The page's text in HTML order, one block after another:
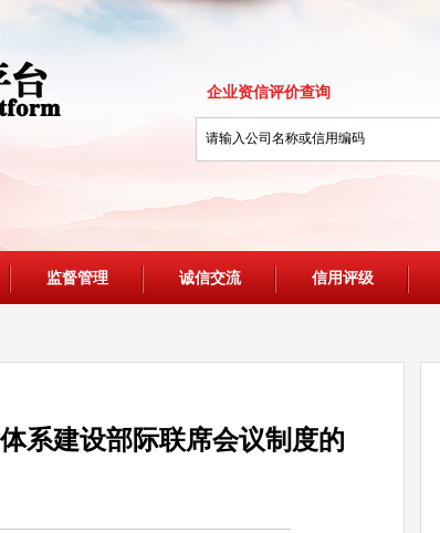
企业资信评价查询
监督管理 诚信交流 信用评级
系建设部际联席会议制度的